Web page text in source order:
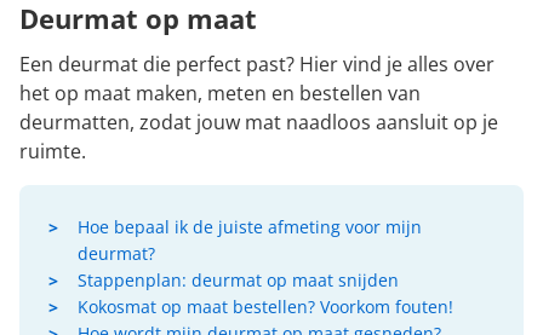
Deurmat op maat
Een deurmat die perfect past? Hier vind je alles over
het op maat maken, meten en bestellen van
deurmatten, zodat jouw mat naadloos aansluit op je
ruimte.
Hoe bepaal ik de juiste afmeting voor mijn
deurmat?
Stappenplan: deurmat op maat snijden
Kokosmat op maat bestellen? Voorkom fouten!